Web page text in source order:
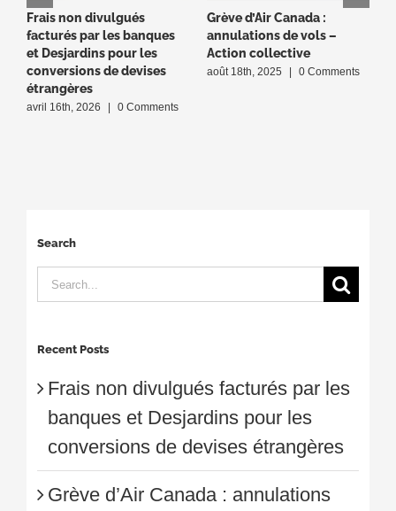
Frais non divulgués
facturés par les banques
et Desjardins pour les
conversions de devises
étrangères
avril 16th, 2026 | 0 Comments
Grève d’Air Canada :
annulations de vols –
Action collective
août 18th, 2025 | 0 Comments
Search
Search
Recent Posts
Frais non divulgués facturés par les
banques et Desjardins pour les
conversions de devises étrangères
Grève d’Air Canada : annulations